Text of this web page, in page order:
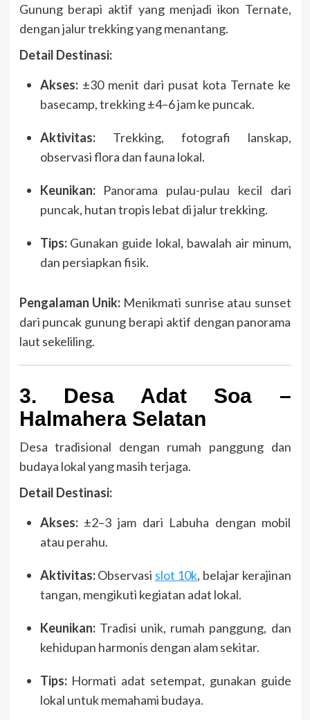
Gunung berapi aktif yang menjadi ikon Ternate,
dengan jalur trekking yang menantang.
Detail Destinasi:
Akses:±30 menit dari pusat kota Ternate ke
basecamp, trekking ±4–6 jam ke puncak.
Aktivitas:Trekking, fotografi lanskap,
observasi flora dan fauna lokal.
Keunikan:Panorama pulau-pulau kecil dari
puncak, hutan tropis lebat di jalur trekking.
Tips:Gunakan guide lokal, bawalah air minum,
dan persiapkan fisik.
Pengalaman Unik:Menikmati sunrise atau sunset
dari puncak gunung berapi aktif dengan panorama
laut sekeliling.
3. Desa Adat Soa –
Halmahera Selatan
Desa tradisional dengan rumah panggung dan
budaya lokal yang masih terjaga.
Detail Destinasi:
Akses:±2–3 jam dari Labuha dengan mobil
atau perahu.
Aktivitas:Observasi slot 10k, belajar kerajinan
tangan, mengikuti kegiatan adat lokal.
Keunikan:Tradisi unik, rumah panggung, dan
kehidupan harmonis dengan alam sekitar.
Tips:Hormati adat setempat, gunakan guide
lokal untuk memahami budaya.